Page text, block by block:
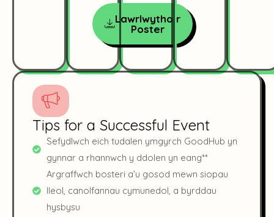
Lawrlwytho’r
Poster
Tips for a Successful Event
Sefydlwch eich tudalen ymgyrch GoodHub yn
gynnar a rhannwch y ddolen yn eang**
Argraffwch bosteri a’u gosod mewn siopau
lleol, canolfannau cymunedol, a byrddau
hysbysu